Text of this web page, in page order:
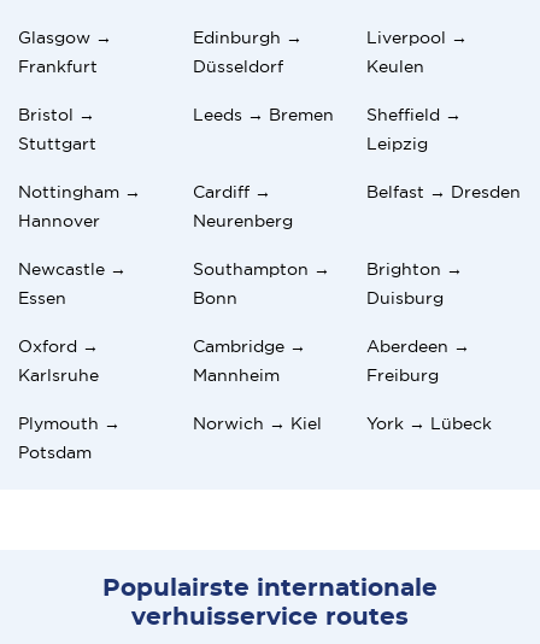
Glasgow →
Frankfurt
Edinburgh →
Düsseldorf
Liverpool →
Keulen
Bristol →
Stuttgart
Leeds → Bremen
Sheffield →
Leipzig
Nottingham →
Hannover
Cardiff →
Neurenberg
Belfast → Dresden
Newcastle →
Essen
Southampton →
Bonn
Brighton →
Duisburg
Oxford →
Karlsruhe
Cambridge →
Mannheim
Aberdeen →
Freiburg
Plymouth →
Potsdam
Norwich → Kiel York → Lübeck
Populairste internationale
verhuisservice routes